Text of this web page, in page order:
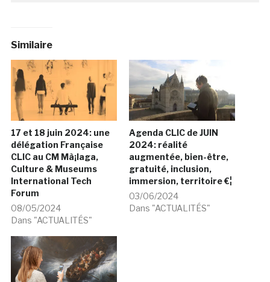
Similaire
17 et 18 juin 2024: une
délégation Française
CLIC au CM Mà¡laga,
Culture & Museums
International Tech
Forum
08/05/2024
Dans "ACTUALITÉS"
Agenda CLIC de JUIN
2024: réalité
augmentée, bien-être,
gratuité, inclusion,
immersion, territoire €¦
03/06/2024
Dans "ACTUALITÉS"